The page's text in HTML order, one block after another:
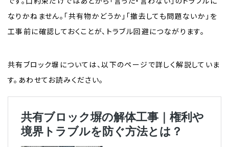
なりかねません。「共有物かどうか」「撤去しても問題ないか」を
工事前に確認しておくことが、トラブル回避につながります。
共有ブロック塀については、以下のページで詳しく解説していま
す。あわせてお読みください。